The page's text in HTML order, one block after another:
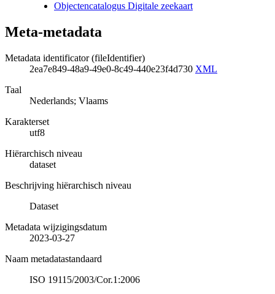
Objectencatalogus Digitale zeekaart
Meta-metadata
Metadata identificator (fileIdentifier)
2ea7e849-48a9-49e0-8c49-440e23f4d730 XML
Taal
Nederlands; Vlaams
Karakterset
utf8
Hiërarchisch niveau
dataset
Beschrijving hiërarchisch niveau
Dataset
Metadata wijzigingsdatum
2023-03-27
Naam metadatastandaard
ISO 19115/2003/Cor.1:2006